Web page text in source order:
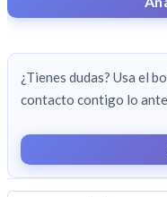
PIES
FACIAL
CANTIDAD
¿Tienes dudas? Usa el
contacto contigo lo